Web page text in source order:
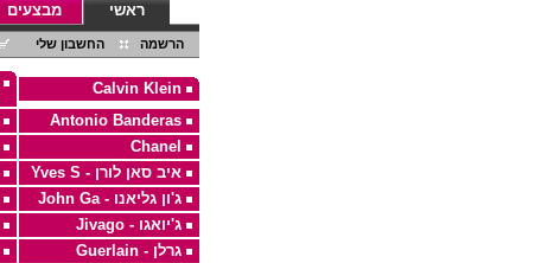
ראשי מבצעים
הרשמה החשבון שלי
Calvin Klein
Antonio Banderas
Chanel
איב סאן לורן - Yves S
ג'ון גליאנו - John Ga
ג'יואגו - Jivago
גרלן - Guerlain